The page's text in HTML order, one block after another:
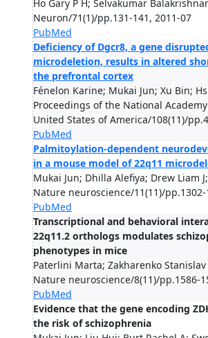
Ho Gary P H; Selvakumar
Neuron/71(1)/pp.131-141, 2011-07
PubMed
Deficiency of Dgcr8, a gene
microdeletion, results in altered
the prefrontal cortex
Fénelon Karine; Mukai Jun; Xu Bin;
Proceedings of the National
United States of America/108(11)/
PubMed
Palmitoylation-dependent
in a mouse model of 22q11
Mukai Jun; Dhilla Alefiya; Drew Liam
Nature neuroscience/11(11)/pp.1302-
PubMed
Transcriptional and behavioral
22q11.2 orthologs modulates
phenotypes in mice
Paterlini Marta; Zakharenko Stanislav
Nature neuroscience/8(11)/pp.1586-
PubMed
Evidence that the gene encoding
the risk of schizophrenia